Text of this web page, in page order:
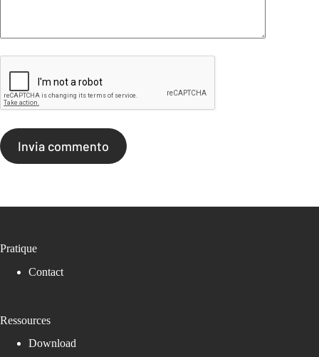
Invia commento
Pratique
Contact
Ressources
Download